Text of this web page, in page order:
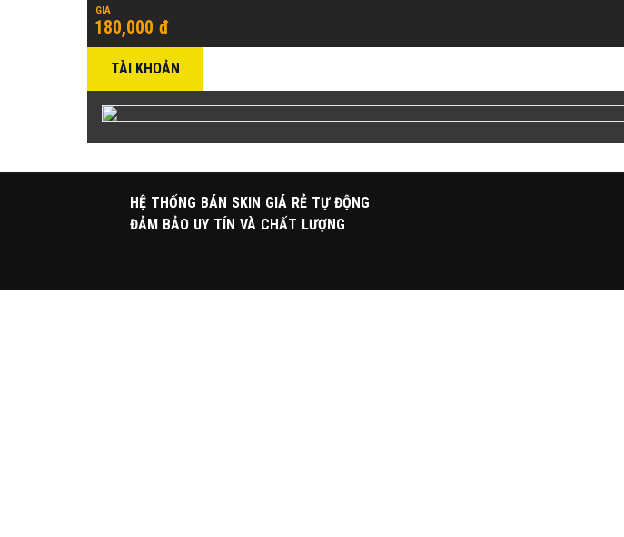
180,000 đ
GIÁ
TÀI KHOẢN
HỆ THỐNG BÁN SKIN GIÁ RẺ TỰ ĐỘNG
ĐẢM BẢO UY TÍN VÀ CHẤT LƯỢNG